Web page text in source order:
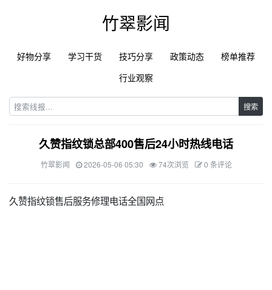
竹翠影闻
好物分享 学习干货 技巧分享 政策动态
榜单推荐
行业观察
搜索
久赞指纹锁总部400售后24小时热线电话
竹翠影闻 2026-05-06 05:30 74次浏览 0 条评论
久赞指纹锁售后服务修理电话全国网点